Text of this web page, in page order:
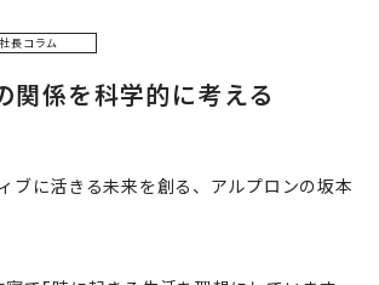
社長コラム
関係を科学的に考える
ブに活きる未来を創る、アルプロンの坂本